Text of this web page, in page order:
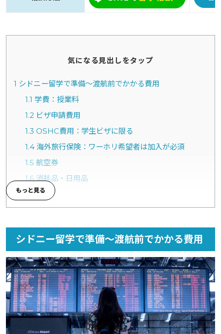
気になる見出しをタップ
1 シドニー留学で準備～渡航前でかかる費用
1.1 学費：授業料
1.2ビザ申請費用
1.3 OSHC費用：学生ビザに限る
1.4海外旅行保険：ワーホリ希望者は加入が必須
1.5 航空券
1.6消耗品・日用品
2シドニー留学で滞在中にかかる費用
2.2日常の生活費（食費・交通費・娯楽費など）
3オーストラリア留学でかかる学費を場合別に紹介
3.1語学留学（ワーホリビザ・学生ビザ）
3.2専門学校/TAFE留学
3.3休学・認定留学
41年間のシドニー留学でかかる費用をシミュレーション
シドニー留学で準備～渡航前でかかる費用